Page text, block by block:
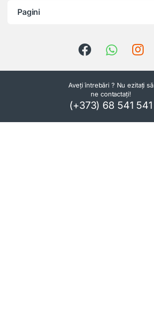
Pagini
Aveți întrebări ? Nu ezitați să
ne contactați!
(+373) 68 541 541